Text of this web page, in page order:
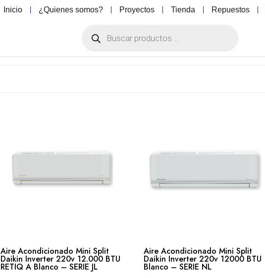
Inicio ¿Quienes somos? Proyectos Tienda Repuestos
Aire Acondicionado Mini Split
Daikin Inverter 220v 12.000 BTU
RETIQ A Blanco – SERIE JL
Aire Acondicionado Mini Split
Daikin Inverter 220v 12000 BTU
Blanco – SERIE NL